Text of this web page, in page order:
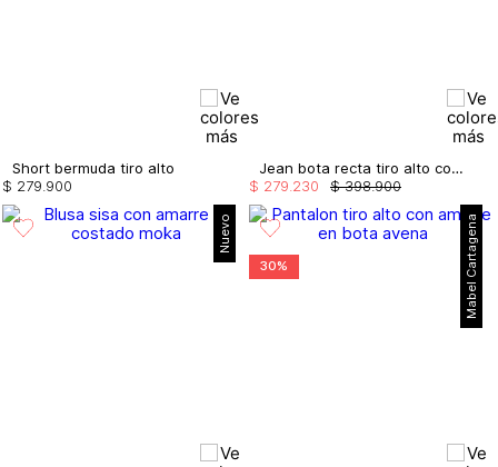
Short bermuda tiro alto
$ 279 900
Jean bota recta tiro alto con cristales
$ 398.900
$ 279 230
Nuevo Mabel Cartagena
30%